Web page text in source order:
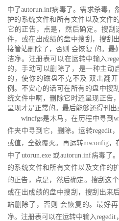
中了autorun.inf病毒了。需求杀毒，
护的系统文件和所有文件以及文件
它的正告，点是，然后确定。搜刮
件，或在出成绩的盘中搜刮，搜刮
接管站删除了，否则 会恢复 的。最
洁净。注册表可以在运转中输入
的，手动可以删除了，是一种主动
的，使你的磁盘不克不及 双击翻
例。不安心的话可在所有的盘中搜
统文件中啊，删除它时还呈现正告
呈现才是正常的。最后能够还得刊出
wincfgs是木马，在历程中寻到
件夹中寻到它，删除。运转regedit
或值，全数覆灭。再运转msconfig
中了utorun.exe 或autorun.inf病毒了
的系统文件和所有文件以及文件的
的正告，点是，然后确定。搜刮这个
或在出成绩的盘中搜刮，搜刮出来
站删除了，否则 会恢复的。最好
净。注册表可以在运转中输入regedit